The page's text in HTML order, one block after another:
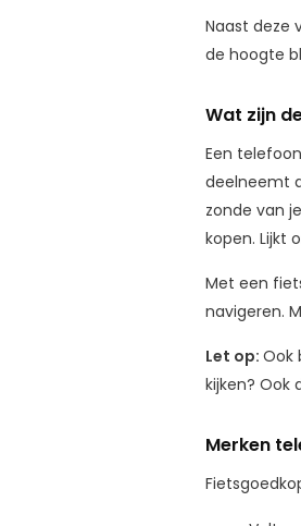
Naast deze
de hoogte
Wat zijn
Een
deelneemt
zonde van
kopen. Lijkt
Met een
navigeren.
Let op: Ook
kijken? Ook
Merken